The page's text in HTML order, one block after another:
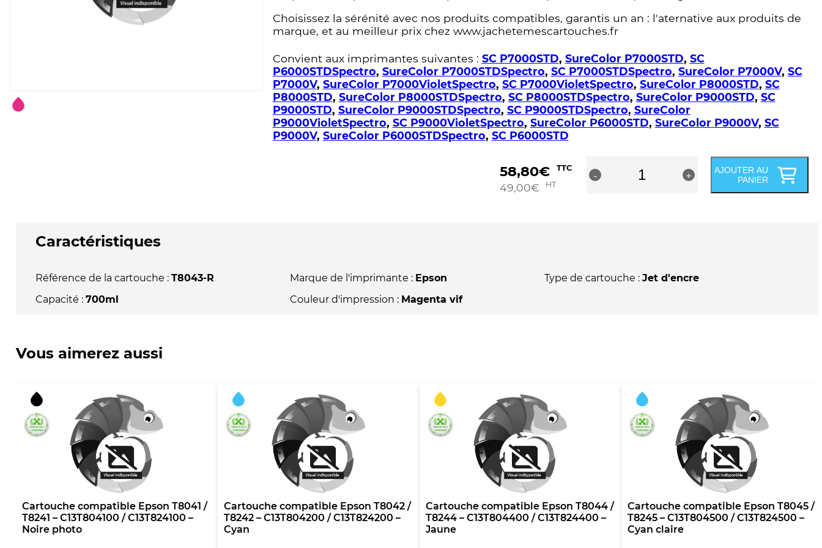
Choisissez la sérénité avec nos produits compatibles, garantis un an : l'aternative aux produits de
marque, et au meilleur prix chez www.jachetemescartouches.fr
Convient aux imprimantes suivantes : SC P7000STD, SureColor P7000STD, SC
P6000STDSpectro, SureColor P7000STDSpectro, SC P7000STDSpectro, SureColor P7000V, SC
P7000V, SureColor P7000VioletSpectro, SC P7000VioletSpectro, SureColor P8000STD, SC
P8000STD, SureColor P8000STDSpectro, SC P8000STDSpectro, SureColor P9000STD, SC
P9000STD, SureColor P9000STDSpectro, SC P9000STDSpectro, SureColor
P9000VioletSpectro, SC P9000VioletSpectro, SureColor P6000STD, SureColor P9000V, SC
P9000V, SureColor P6000STDSpectro, SC P6000STD
58,80€ TTC
49,00€ HT
-
C13T804300
+
AJOUTER AU
PANIER
Caractéristiques
Référence de la cartouche : T8043-R
Capacité : 700ml
Marque de l'imprimante : Epson
Couleur d'impression : Magenta vif
Type de cartouche : Jet d'encre
Vous aimerez aussi
Cartouche compatible Epson T8041 /
T8241 – C13T804100 / C13T824100 –
Noire photo
Cartouche compatible Epson T8042 /
T8242 – C13T804200 / C13T824200 –
Cyan
Cartouche compatible Epson T8044 /
T8244 – C13T804400 / C13T824400 –
Jaune
Cartouche compatible Epson T8045 /
T8245 – C13T804500 / C13T824500 –
Cyan claire